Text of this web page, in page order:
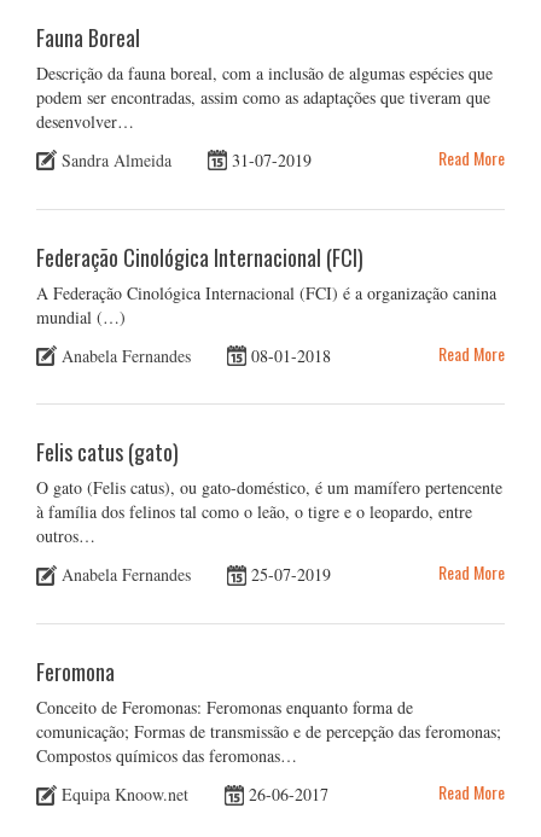
Fauna Boreal
Descrição da fauna boreal, com a inclusão de algumas espécies que
podem ser encontradas, assim como as adaptações que tiveram que
desenvolver…
Sandra Almeida
31-07-2019 Read More
Federação Cinológica Internacional (FCI)
A Federação Cinológica Internacional (FCI) é a organização canina
mundial (…)
Anabela Fernandes
08-01-2018 Read More
Felis catus (gato)
O gato (Felis catus), ou gato-doméstico, é um mamífero pertencente
à família dos felinos tal como o leão, o tigre e o leopardo, entre
outros…
Anabela Fernandes
25-07-2019 Read More
Feromona
Conceito de Feromonas: Feromonas enquanto forma de
comunicação; Formas de transmissão e de percepção das feromonas;
Compostos químicos das feromonas…
Equipa Knoow.net
26-06-2017 Read More